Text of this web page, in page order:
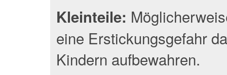
Kleinteile:
eine Erstickungsgefahr
Kindern aufbewahren.